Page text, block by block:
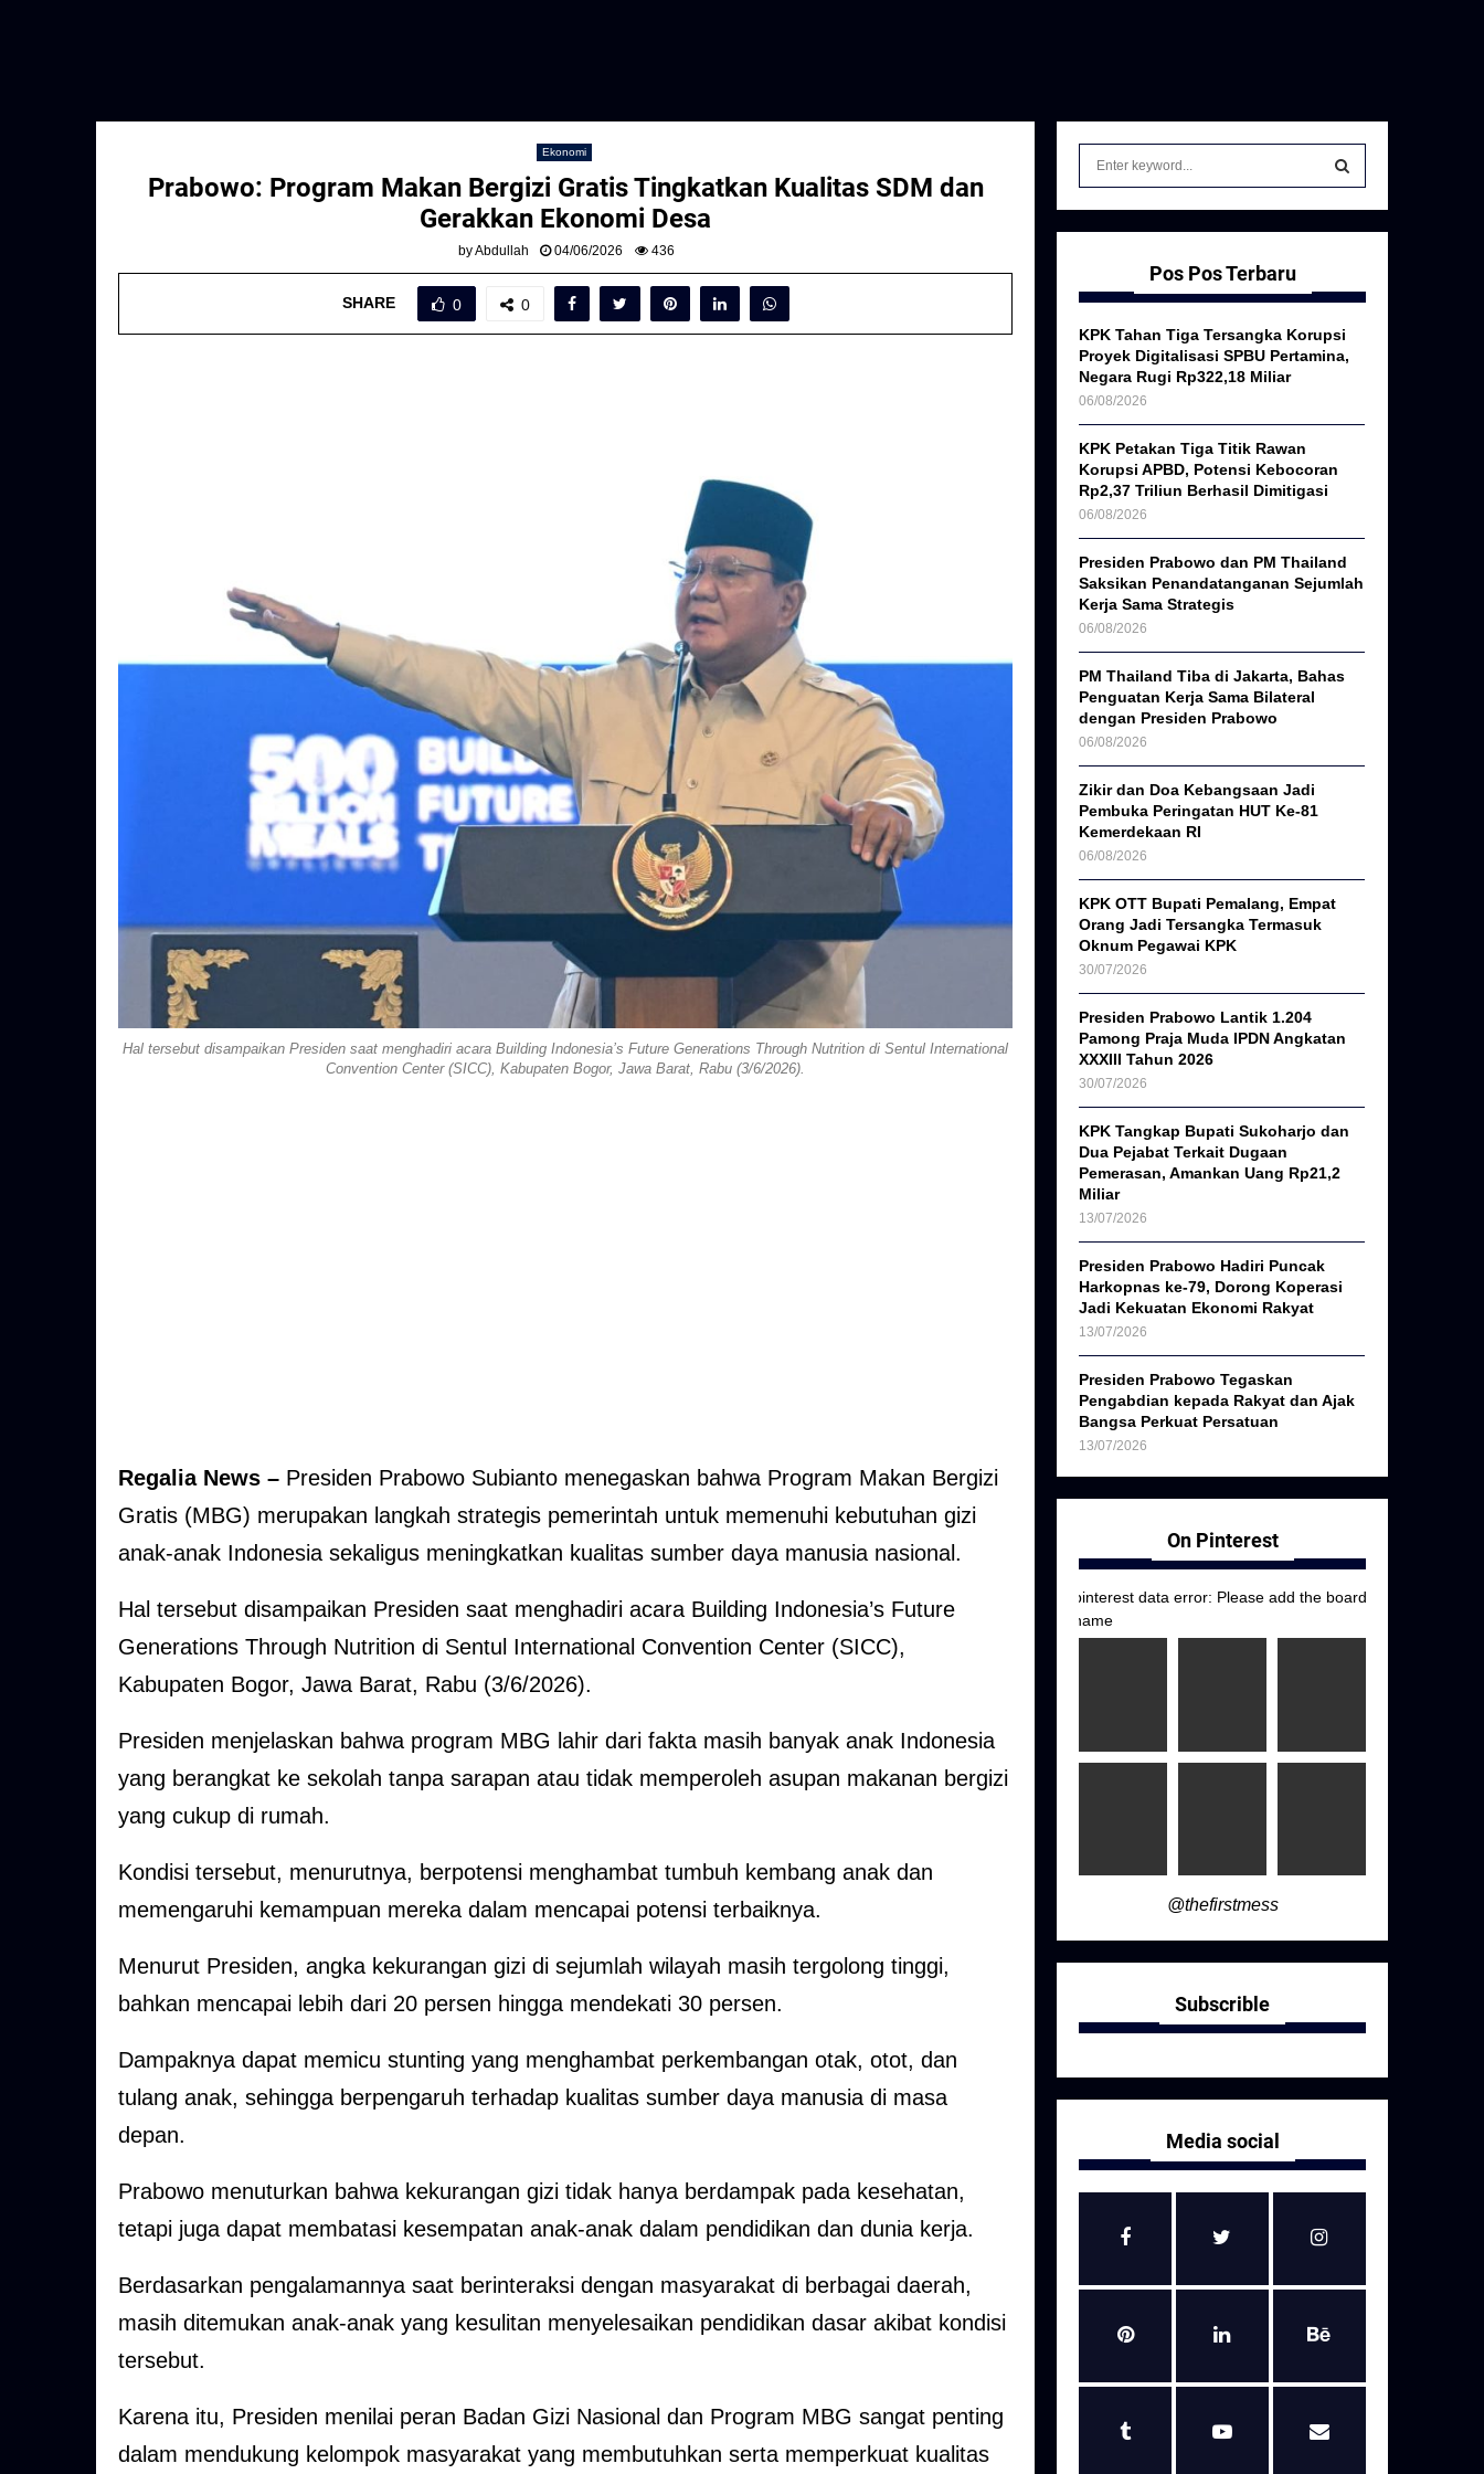
Ekonomi
Prabowo: Program Makan Bergizi Gratis Tingkatkan Kualitas SDM dan
Gerakkan Ekonomi Desa
byAbdullah 04/06/2026 436
SHARE 0 0
Hal tersebut disampaikan Presiden saat menghadiri acara Building Indonesia’s Future Generations Through Nutrition di Sentul International
Convention Center (SICC), Kabupaten Bogor, Jawa Barat, Rabu (3/6/2026).
Regalia News – Presiden Prabowo Subianto menegaskan bahwa Program Makan Bergizi
Gratis (MBG) merupakan langkah strategis pemerintah untuk memenuhi kebutuhan gizi
anak-anak Indonesia sekaligus meningkatkan kualitas sumber daya manusia nasional.
Hal tersebut disampaikan Presiden saat menghadiri acara Building Indonesia’s Future
Generations Through Nutrition di Sentul International Convention Center (SICC),
Kabupaten Bogor, Jawa Barat, Rabu (3/6/2026).
Presiden menjelaskan bahwa program MBG lahir dari fakta masih banyak anak Indonesia
yang berangkat ke sekolah tanpa sarapan atau tidak memperoleh asupan makanan bergizi
yang cukup di rumah.
Kondisi tersebut, menurutnya, berpotensi menghambat tumbuh kembang anak dan
memengaruhi kemampuan mereka dalam mencapai potensi terbaiknya.
Menurut Presiden, angka kekurangan gizi di sejumlah wilayah masih tergolong tinggi,
bahkan mencapai lebih dari 20 persen hingga mendekati 30 persen.
Dampaknya dapat memicu stunting yang menghambat perkembangan otak, otot, dan
tulang anak, sehingga berpengaruh terhadap kualitas sumber daya manusia di masa
depan.
Prabowo menuturkan bahwa kekurangan gizi tidak hanya berdampak pada kesehatan,
tetapi juga dapat membatasi kesempatan anak-anak dalam pendidikan dan dunia kerja.
Berdasarkan pengalamannya saat berinteraksi dengan masyarakat di berbagai daerah,
masih ditemukan anak-anak yang kesulitan menyelesaikan pendidikan dasar akibat kondisi
tersebut.
Karena itu, Presiden menilai peran Badan Gizi Nasional dan Program MBG sangat penting
dalam mendukung kelompok masyarakat yang membutuhkan serta memperkuat kualitas
f
r
:
S
A
R
H
Pos Pos Terbaru
KPK Tahan Tiga Tersangka Korupsi
Proyek Digitalisasi SPBU Pertamina,
Negara Rugi Rp322,18 Miliar
06/08/2026
KPK Petakan Tiga Titik Rawan
Korupsi APBD, Potensi Kebocoran
Rp2,37 Triliun Berhasil Dimitigasi
06/08/2026
Presiden Prabowo dan PM Thailand
Saksikan Penandatanganan Sejumlah
Kerja Sama Strategis
06/08/2026
PM Thailand Tiba di Jakarta, Bahas
Penguatan Kerja Sama Bilateral
dengan Presiden Prabowo
06/08/2026
Zikir dan Doa Kebangsaan Jadi
Pembuka Peringatan HUT Ke-81
Kemerdekaan RI
06/08/2026
KPK OTT Bupati Pemalang, Empat
Orang Jadi Tersangka Termasuk
Oknum Pegawai KPK
30/07/2026
Presiden Prabowo Lantik 1.204
Pamong Praja Muda IPDN Angkatan
XXXIII Tahun 2026
30/07/2026
KPK Tangkap Bupati Sukoharjo dan
Dua Pejabat Terkait Dugaan
Pemerasan, Amankan Uang Rp21,2
Miliar
13/07/2026
Presiden Prabowo Hadiri Puncak
Harkopnas ke-79, Dorong Koperasi
Jadi Kekuatan Ekonomi Rakyat
13/07/2026
Presiden Prabowo Tegaskan
Pengabdian kepada Rakyat dan Ajak
Bangsa Perkuat Persatuan
13/07/2026
On Pinterest
pinterest data error: Please add the board
name
@thefirstmess
Subscrible
Media social